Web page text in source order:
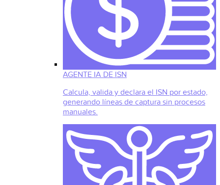
AGENTE IA DE ISN
Calcula, valida y declara el ISN por estado,
generando líneas de captura sin procesos
manuales.